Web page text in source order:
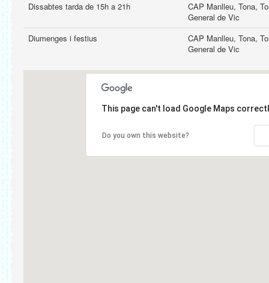
Dissabtes tarda de 15h a 21h
CAP Manlleu, Tona,
General de Vic
Diumenges i festius
CAP Manlleu, Tona,
General de Vic
This page can't load Google Maps
Do you own this website?